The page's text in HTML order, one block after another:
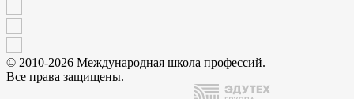
© 2010-2026 Международная школа профессий.
Все права защищены.